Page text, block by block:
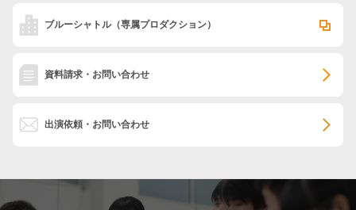
ブルーシャトル（専属プロダクション）
資料請求・お問い合わせ
出演依頼・お問い合わせ